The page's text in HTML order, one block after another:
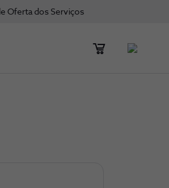
Oferta dos Serviços